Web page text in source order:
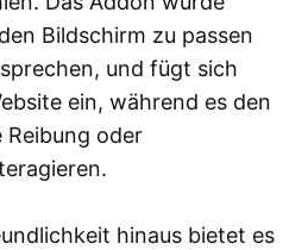
Bildschirm zu passen
und fügt sich
ein, während es den
oder
hinaus bietet es